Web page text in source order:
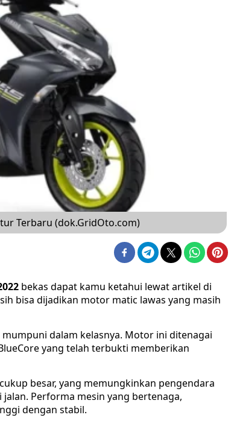
Terbaru (dok.GridOto.com)
bekas dapat kamu ketahui lewat artikel di
bisa dijadikan motor matic lawas yang masih
dalam kelasnya. Motor ini ditenagai
yang telah terbukti memberikan
besar, yang memungkinkan pengendara
Performa mesin yang bertenaga,
dengan stabil.